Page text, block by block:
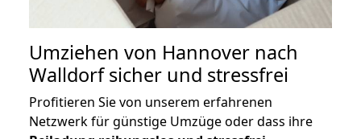
Umziehen von Hannover nach
Walldorfsicher und stressfrei
Profitieren Sie von unserem erfahrenen
Netzwerk für günstige Umzüge oder dass ihre